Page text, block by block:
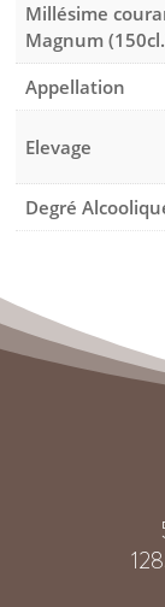
Millésime
Magnum
Appellation
Elevage
Degré